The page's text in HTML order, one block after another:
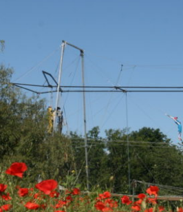
Contact
L’association
Vidéos